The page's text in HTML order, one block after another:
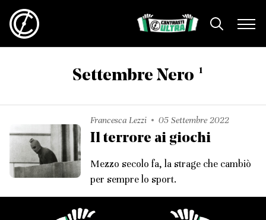
Settembre Nero 1
Francesca Lezzi 05 Settembre 2022
Il terrore ai giochi
Mezzo secolo fa, la strage che cambiò
per sempre lo sport.